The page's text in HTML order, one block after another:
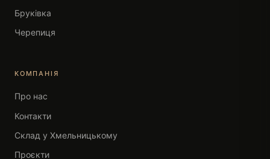
Бруківка
Черепиця
КОМПАНІЯ
Про нас
Контакти
Склад у Хмельницькому
Проєкти